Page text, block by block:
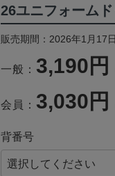
26ユニフォーム
販売期間：2026年1月17
一般： 3,190円
会員： 3,030円
背番号